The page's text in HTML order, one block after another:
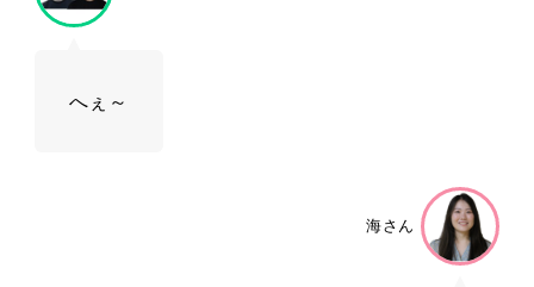
へぇ～
海さん